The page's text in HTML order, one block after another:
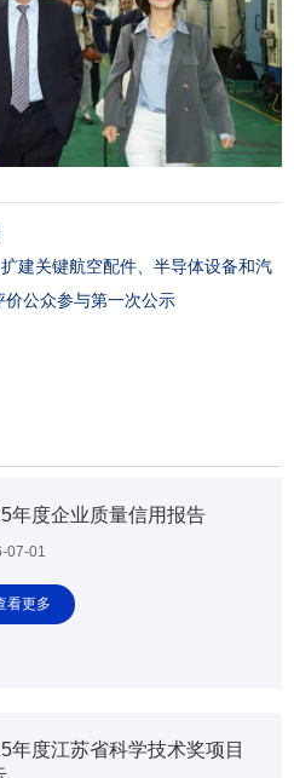
建关键航空配件、半导体设备和汽
公众参与第一次公示
年度企业质量信用报告
07-01
看更多
年度江苏省科学技术奖项目